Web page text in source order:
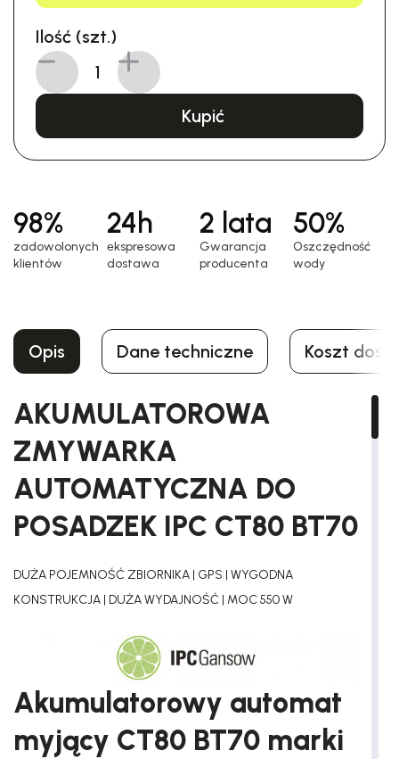
Ilość (szt.)
Kupić
98%
zadowolonych
klientów
24h
еkspresowa
dostawa
2 lata
Gwarancja
producenta
50%
Oszczędność
wody
Opis Dane techniczne Koszt
AKUMULATOROWA
ZMYWARKA
AUTOMATYCZNA DO
POSADZEK IPC CT80 BT70
DUŻA POJEMNOŚĆ ZBIORNIKA | GPS | WYGODNA
KONSTRUKCJA | DUŻA WYDAJNOŚĆ | MOC 550 W
Akumulatorowy automat
myjący CT80 BT70 marki